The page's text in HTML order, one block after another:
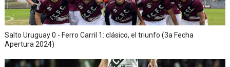
Salto Uruguay 0 - Ferro Carril 1: clásico, el triunfo (3a Fecha
Apertura 2024)